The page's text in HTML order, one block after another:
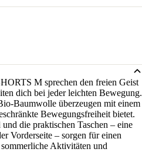
M sprechen den freien Geist
dich bei jeder leichten Bewegung.
Baumwolle überzeugen mit einem
Bewegungsfreiheit bietet.
die praktischen Taschen – eine
Vorderseite – sorgen für einen
Aktivitäten und